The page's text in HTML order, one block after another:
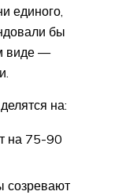
единого,
бы
виде —
на:
на 75-90
созревают